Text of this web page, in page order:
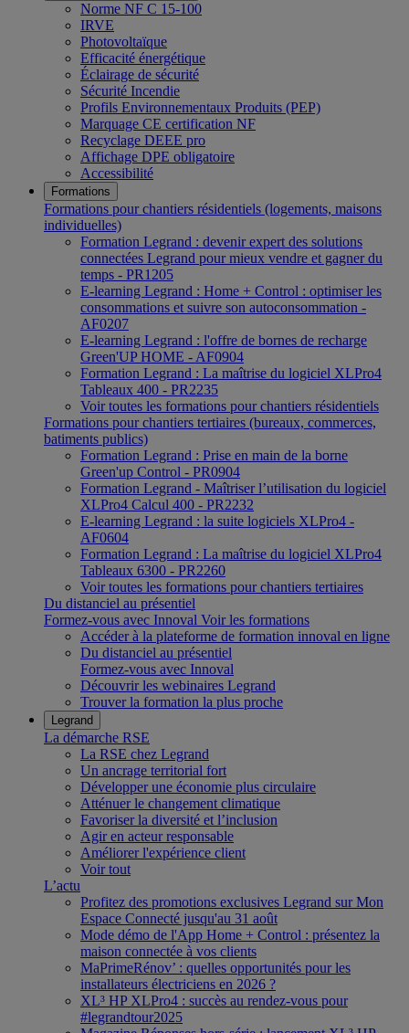
Norme NF C 15-100
IRVE
Photovoltaïque
Efficacité énergétique
Éclairage de sécurité
Sécurité Incendie
Profils Environnementaux Produits (PEP)
Marquage CE certification NF
Recyclage DEEE pro
Affichage DPE obligatoire
Accessibilité
Formations
Formations pour chantiers résidentiels (logements, maisons
individuelles)
Formation Legrand : devenir expert des solutions
connectées Legrand pour mieux vendre et gagner du
temps - PR1205
E-learning Legrand : Home + Control : optimiser les
consommations et suivre son autoconsommation -
AF0207
E-learning Legrand : l'offre de bornes de recharge
Green'UP HOME - AF0904
Formation Legrand : La maîtrise du logiciel XLPro4
Tableaux 400 - PR2235
Voir toutes les formations pour chantiers résidentiels
Formations pour chantiers tertiaires (bureaux, commerces,
batiments publics)
Formation Legrand : Prise en main de la borne
Green'up Control - PR0904
Formation Legrand - Maîtriser l’utilisation du logiciel
XLPro4 Calcul 400 - PR2232
E-learning Legrand : la suite logiciels XLPro4 -
AF0604
Formation Legrand : La maîtrise du logiciel XLPro4
Tableaux 6300 - PR2260
Voir toutes les formations pour chantiers tertiaires
Du distanciel au présentiel
Formez-vous avec Innoval Voir les formations
Accéder à la plateforme de formation innoval en ligne
Du distanciel au présentiel
Formez-vous avec Innoval
Découvrir les webinaires Legrand
Trouver la formation la plus proche
Legrand
La démarche RSE
La RSE chez Legrand
Un ancrage territorial fort
Développer une économie plus circulaire
Atténuer le changement climatique
Favoriser la diversité et l’inclusion
Agir en acteur responsable
Améliorer l'expérience client
Voir tout
L’actu
Profitez des promotions exclusives Legrand sur Mon
Espace Connecté jusqu'au 31 août
Mode démo de l'App Home + Control : présentez la
maison connectée à vos clients
MaPrimeRénov’ : quelles opportunités pour les
installateurs électriciens en 2026 ?
XL³ HP XLPro4 : succès au rendez-vous pour
#legrandtour2025